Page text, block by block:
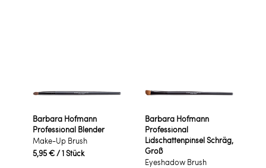
Barbara Hofmann
Professional Blender
Make-Up Brush
5,95 €/ 1 Stück
Barbara Hofmann
Professional
Lidschattenpinsel Schräg,
Groß
Eyeshadow Brush